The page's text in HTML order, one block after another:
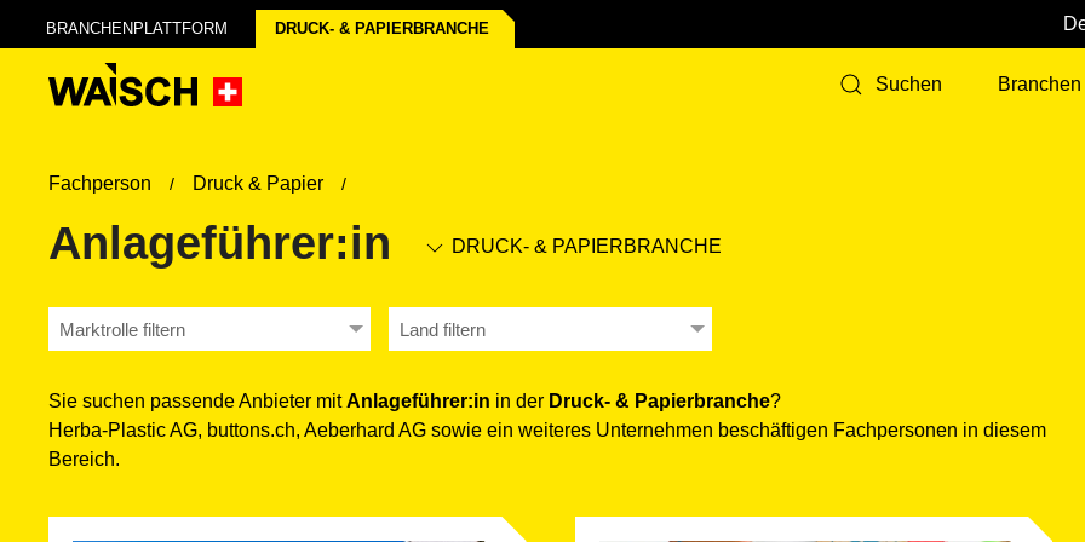
BRANCHENPLATTFORM DRUCK- & PAPIER­BRANCHE
Suchen Branchen
Fachperson Druck & Papier
Anlageführer:in DRUCK- & PAPIER­BRANCHE
Marktrolle filtern Land filtern
Sie suchen passende Anbieter mitAnlageführer:in in der Druck- & Papier­branche?
Herba-Plastic AG, buttons.ch, Aeberhard AG sowie ein weiteres Unternehmen beschäftigen Fachpersonen in diesem
Bereich.